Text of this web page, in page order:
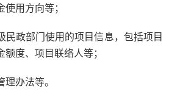
用方向等；
政部门使用的项目信息，包括项目
度、项目联络人等；
办法等。